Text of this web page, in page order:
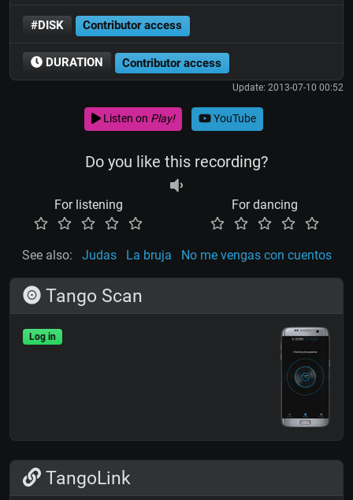
#DISK Contributor access
DURATION Contributor access
Update: 2013-07-10 00:52
Listen on Play! YouTube
Do you like this recording?
For listening For dancing
See also: Judas La bruja No me vengas con cuentos
Tango Scan
Log in
TangoLink